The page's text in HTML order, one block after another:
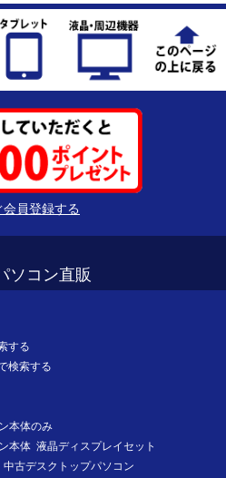
会員登録する
ソコン直販
する
検索する
本体のみ
本体 液晶ディスプレイセット
古デスクトップパソコン